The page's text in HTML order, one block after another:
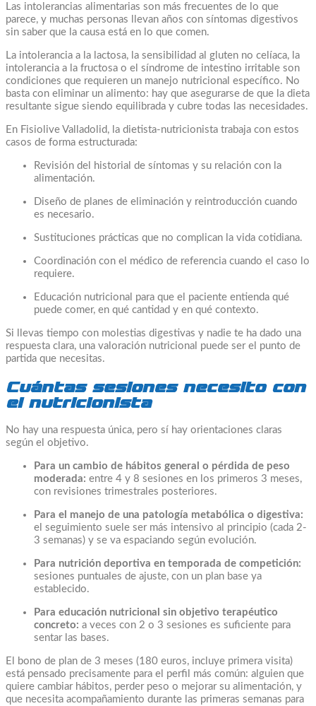
Las intolerancias alimentarias son más frecuentes de lo que
parece, y muchas personas llevan años con síntomas digestivos
sin saber que la causa está en lo que comen.
La intolerancia a la lactosa, la sensibilidad al gluten no celíaca, la
intolerancia a la fructosa o el síndrome de intestino irritable son
condiciones que requieren un manejo nutricional específico. No
basta con eliminar un alimento: hay que asegurarse de que la dieta
resultante sigue siendo equilibrada y cubre todas las necesidades.
En Fisiolive Valladolid, la dietista-nutricionista trabaja con estos
casos de forma estructurada:
Revisión del historial de síntomas y su relación con la
alimentación.
Diseño de planes de eliminación y reintroducción cuando
es necesario.
Sustituciones prácticas que no complican la vida cotidiana.
Coordinación con el médico de referencia cuando el caso lo
requiere.
Educación nutricional para que el paciente entienda qué
puede comer, en qué cantidad y en qué contexto.
Si llevas tiempo con molestias digestivas y nadie te ha dado una
respuesta clara, una valoración nutricional puede ser el punto de
partida que necesitas.
Cuántas sesiones necesito con
el nutricionista
No hay una respuesta única, pero sí hay orientaciones claras
según el objetivo.
Para un cambio de hábitos general o pérdida de peso
moderada: entre 4 y 8 sesiones en los primeros 3 meses,
con revisiones trimestrales posteriores.
Para el manejo de una patología metabólica o digestiva:
el seguimiento suele ser más intensivo al principio (cada 2-
3 semanas) y se va espaciando según evolución.
Para nutrición deportiva en temporada de competición:
sesiones puntuales de ajuste, con un plan base ya
establecido.
Para educación nutricional sin objetivo terapéutico
concreto: a veces con 2 o 3 sesiones es suficiente para
sentar las bases.
El bono de plan de 3 meses (180 euros, incluye primera visita)
está pensado precisamente para el perfil más común: alguien que
quiere cambiar hábitos, perder peso o mejorar su alimentación, y
que necesita acompañamiento durante las primeras semanas para